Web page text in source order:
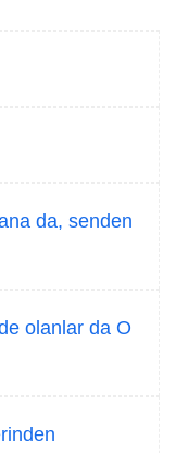
da, senden
olanlar da O